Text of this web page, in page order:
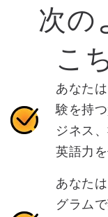
次の
こ
あなた
験を持
ジネス
英語力
あなた
グラム